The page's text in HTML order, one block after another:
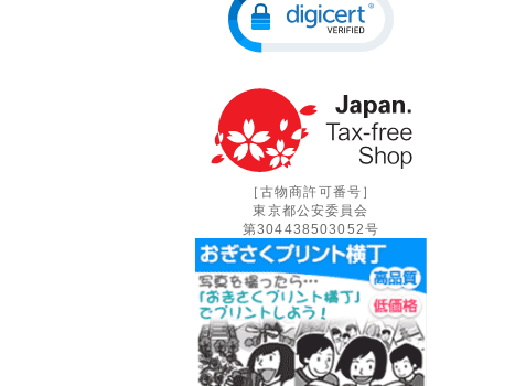
［古物商許可番号］
東京都公安委員会
第304438503052号